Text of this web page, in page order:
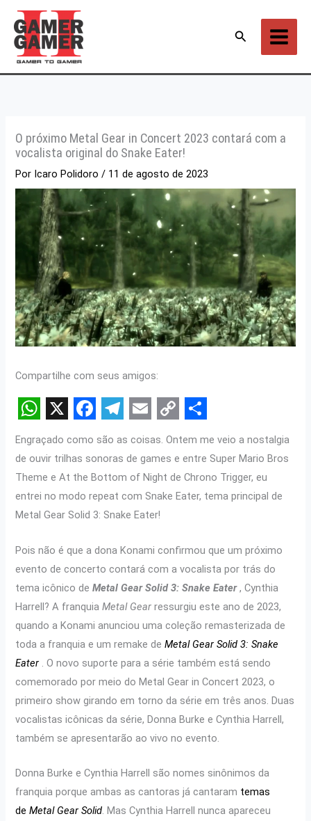
para
conteúdo
Pesquisar
O próximo Metal Gear in Concert 2023 contará com a
vocalista original do Snake Eater!
Por Icaro Polidoro/ 11 de agosto de 2023
Compartilhe com seus amigos:
W
h
a
t
s
A
p
p
X F
a
c
e
b
o
o
k
T
e
l
e
g
r
a
m
E
m
a
i
l
C
o
p
y
L
i
n
k
S
h
a
r
Engraçado como são as coisas. Ontem me veio a nostalgia
de ouvir trilhas sonoras de games e entre Super Mario Bros
Theme e At the Bottom of Night de Chrono Trigger, eu
entrei no modo repeat com Snake Eater, tema principal de
Metal Gear Solid 3: Snake Eater!
Pois não é que a dona Konami confirmou que um próximo
evento de concerto contará com a vocalista por trás do
tema icônico deMetal Gear Solid 3: Snake Eater, Cynthia
Harrell? A franquiaMetal Gear ressurgiu este ano de 2023,
quando a Konami anunciou uma coleção remasterizada de
toda a franquia e um remake deMetal Gear Solid 3: Snake
Eater . O novo suporte para a série também está sendo
comemorado por meio do Metal Gear in Concert 2023, o
primeiro show girando em torno da série em três anos. Duas
vocalistas icônicas da série, Donna Burke e Cynthia Harrell,
também se apresentarão ao vivo no evento.
Donna Burke e Cynthia Harrell são nomes sinônimos da
franquia porque ambas as cantoras já cantaram temas
deMetal Gear Solid. Mas Cynthia Harrell nunca apareceu